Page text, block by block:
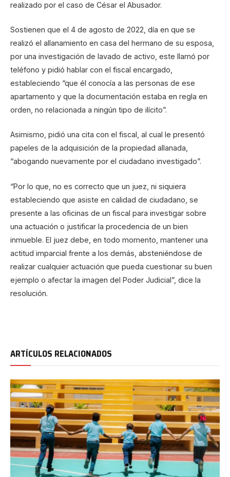
realizado por el caso de César el Abusador.
Sostienen que el 4 de agosto de 2022, día en que se
realizó el allanamiento en casa del hermano de su esposa,
por una investigación de lavado de activo, este llamó por
teléfono y pidió hablar con el fiscal encargado,
estableciendo “que él conocía a las personas de ese
apartamento y que la documentación estaba en regla en
orden, no relacionada a ningún tipo de ilícito”.
Asimismo, pidió una cita con el fiscal, al cual le presentó
papeles de la adquisición de la propiedad allanada,
“abogando nuevamente por el ciudadano investigado”.
“Por lo que, no es correcto que un juez, ni siquiera
estableciendo que asiste en calidad de ciudadano, se
presente a las oficinas de un fiscal para investigar sobre
una actuación o justificar la procedencia de un bien
inmueble. El juez debe, en todo momento, mantener una
actitud imparcial frente a los demás, absteniéndose de
realizar cualquier actuación que pueda cuestionar su buen
ejemplo o afectar la imagen del Poder Judicial”, dice la
resolución.
ARTÍCULOS RELACIONADOS